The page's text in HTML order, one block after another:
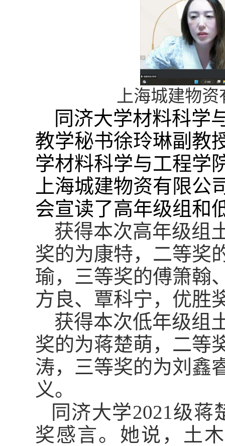
上海城建物
同济大学材料科学
教学秘书徐玲琳副教
学材料科学与工程学
上海城建物资有限
会宣读了高年级组和
获得本次高年级组
奖的为康特，二等奖
瑜，三等奖的傅箫翰
方良、覃科宁，优胜
获得本次低年级组
奖的为蒋楚萌，二等
涛，三等奖的为刘鑫
义。
同济大学2021级蒋
奖感言。她说，土